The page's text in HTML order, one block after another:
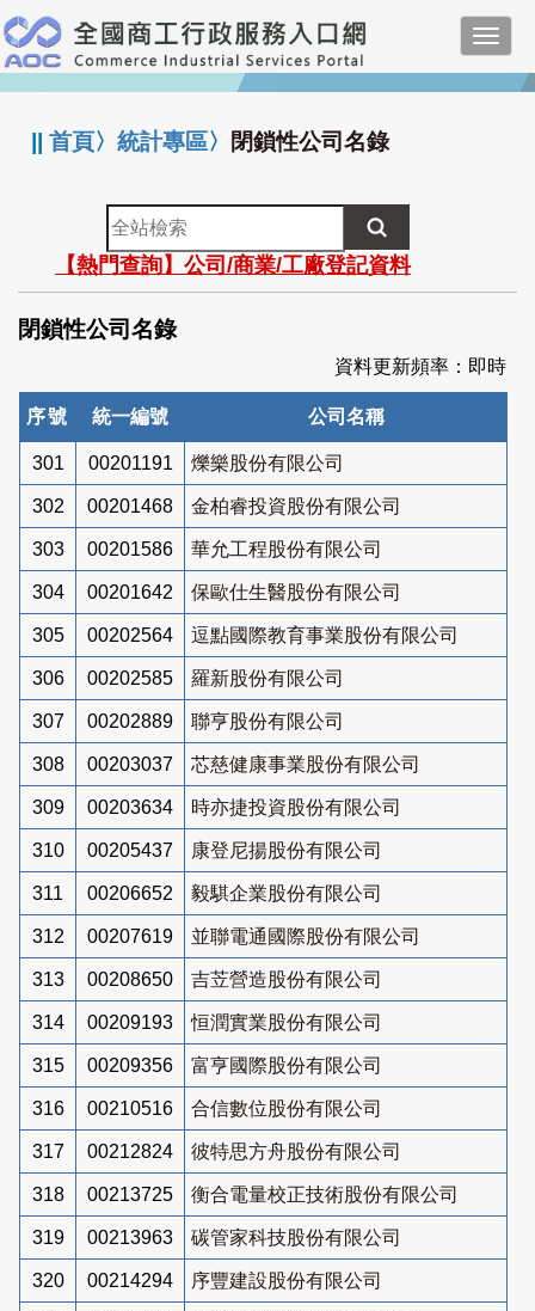
跳
到
主
要
:::
||首頁〉統計專區〉 閉鎖性公司名錄
全
站
檢
索
【熱門查詢】公司/商業/工廠登記資料
閉鎖性公司名錄
資料更新頻率：即時
序號 統一編號 公司名稱
301 00201191 爍樂股份有限公司
302 00201468 金柏睿投資股份有限公司
303 00201586 華允工程股份有限公司
304 00201642 保歐仕生醫股份有限公司
305 00202564 逗點國際教育事業股份有限公司
306 00202585 羅新股份有限公司
307 00202889 聯亨股份有限公司
308 00203037 芯慈健康事業股份有限公司
309 00203634 時亦捷投資股份有限公司
310 00205437 康登尼揚股份有限公司
311 00206652 毅騏企業股份有限公司
312 00207619 並聯電通國際股份有限公司
313 00208650 吉苙營造股份有限公司
314 00209193 恒潤實業股份有限公司
315 00209356 富亨國際股份有限公司
316 00210516 合信數位股份有限公司
317 00212824 彼特思方舟股份有限公司
318 00213725 衡合電量校正技術股份有限公司
319 00213963 碳管家科技股份有限公司
320 00214294 序豐建設股份有限公司